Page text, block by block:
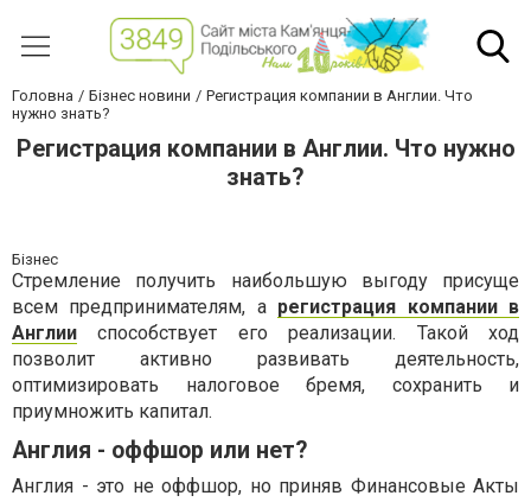
Головна Бізнес новини
Регистрация компании в Англии. Что
нужно знать?
Регистрация компании в Англии. Что нужно
знать?
Бізнес
Стремление получить наибольшую выгоду присуще
всем предпринимателям, а регистрация компании в
Англии способствует его реализации. Такой ход
позволит активно развивать деятельность,
оптимизировать налоговое бремя, сохранить и
приумножить капитал.
Англия - оффшор или нет?
Англия - это не оффшор, но приняв Финансовые Акты